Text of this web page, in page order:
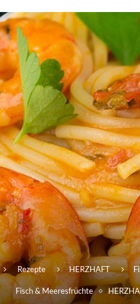
Rezepte HERZHAFT
Fisch & Meeresfrüchte